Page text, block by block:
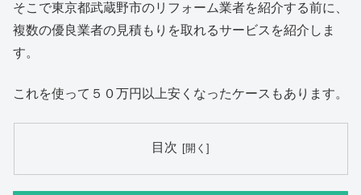
そこで東京都武蔵野市のリフォーム業者を紹介する前に、
複数の優良業者の見積もりを取れるサービスを紹介しま
す。
これを使って５０万円以上安くなったケースもあります。
目次